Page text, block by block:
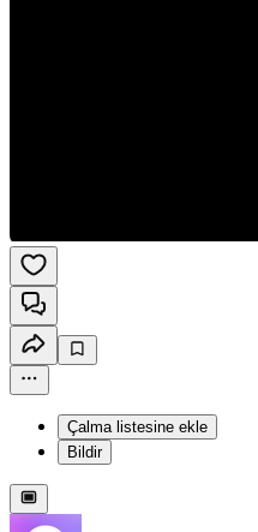
Çalma listesine ekle
Bildir